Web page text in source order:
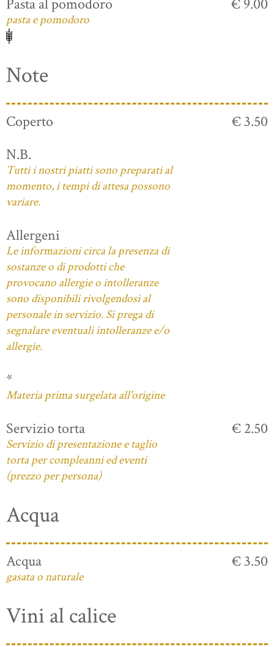
Pasta al pomodoro
pasta e pomodoro
€ 9.00
Note
Coperto
€ 3.50
N.B.
Tutti i nostri piatti sono preparati al
momento, i tempi di attesa possono
variare.
Allergeni
Le informazioni circa la presenza di
sostanze o di prodotti che
provocano allergie o intolleranze
sono disponibili rivolgendosi al
personale in servizio. Si prega di
segnalare eventuali intolleranze e/o
allergie.
*
Materia prima surgelata all'origine
Servizio torta
Servizio di presentazione e taglio
torta per compleanni ed eventi
(prezzo per persona)
€ 2.50
Acqua
Acqua
gasata o naturale
€ 3.50
Vini al calice